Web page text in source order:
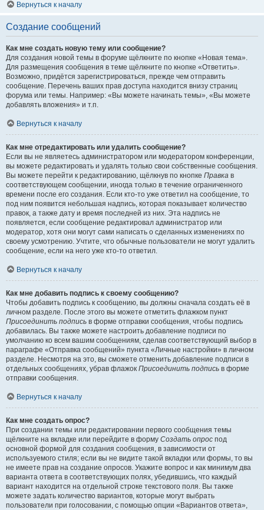
Вернуться к началу
Создание сообщений
Как мне создать новую тему или сообщение?
Для создания новой темы в форуме щёлкните по кнопке «Новая тема».
Для размещения сообщения в теме щёлкните по кнопке «Ответить».
Возможно, придётся зарегистрироваться, прежде чем отправить
сообщение. Перечень ваших прав доступа находится внизу страниц
форума или темы. Например: «Вы можете начинать темы», «Вы можете
добавлять вложения» и т.п.
Вернуться к началу
Как мне отредактировать или удалить сообщение?
Если вы не являетесь администратором или модератором конференции,
вы можете редактировать и удалять только свои собственные сообщения.
Вы можете перейти к редактированию, щёлкнув по кнопке Правка в
соответствующем сообщении, иногда только в течение ограниченного
времени после его создания. Если кто-то уже ответил на сообщение, то
под ним появится небольшая надпись, которая показывает количество
правок, а также дату и время последней из них. Эта надпись не
появляется, если сообщение редактировал администратор или
модератор, хотя они могут сами написать о сделанных изменениях по
своему усмотрению. Учтите, что обычные пользователи не могут удалить
сообщение, если на него уже кто-то ответил.
Вернуться к началу
Как мне добавить подпись к своему сообщению?
Чтобы добавить подпись к сообщению, вы должны сначала создать её в
личном разделе. После этого вы можете отметить флажком пункт
Присоединить подпись в форме отправки сообщения, чтобы подпись
добавилась. Вы также можете настроить добавление подписи по
умолчанию ко всем вашим сообщениям, сделав соответствующий выбор в
параграфе «Отправка сообщений» пункта «Личные настройки» в личном
разделе. Несмотря на это, вы сможете отменить добавление подписи в
отдельных сообщениях, убрав флажок Присоединить подпись в форме
отправки сообщения.
Вернуться к началу
Как мне создать опрос?
При создании темы или редактировании первого сообщения темы
щёлкните на вкладке или перейдите в форму Создать опрос под
основной формой для создания сообщения, в зависимости от
используемого стиля; если вы не видите такой вкладки или формы, то вы
не имеете прав на создание опросов. Укажите вопрос и как минимум два
варианта ответа в соответствующих полях, убедившись, что каждый
вариант находится на отдельной строке текстового поля. Вы также
можете задать количество вариантов, которые могут выбрать
пользователи при голосовании, с помощью опции «Вариантов ответа»,